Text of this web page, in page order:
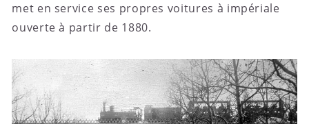
met en service ses propres voitures à impériale
ouverte à partir de 1880.